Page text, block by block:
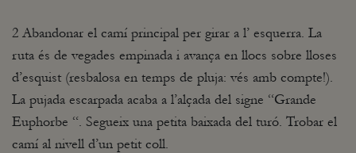
2 Abandonar el camí principal per girar a l’ esquerra. La
ruta és de vegades empinada i avança en llocs sobre lloses
d’esquist (resbalosa en temps de pluja: vés amb compte!).
La pujada escarpada acaba a l’alçada del signe “Grande
Euphorbe “. Segueix una petita baixada del turó. Trobar el
camí al nivell d’un petit coll.